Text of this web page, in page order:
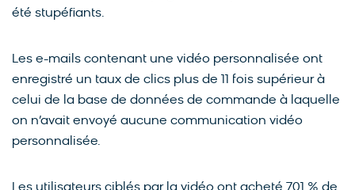
été stupéfiants.
Les e-mails contenant une vidéo personnalisée ont
enregistré un taux de clics plus de 11 fois supérieur à
celui de la base de données de commande à laquelle
on n’avait envoyé aucune communication vidéo
personnalisée.
Les utilisateurs ciblés par la vidéo ont acheté 701 % de